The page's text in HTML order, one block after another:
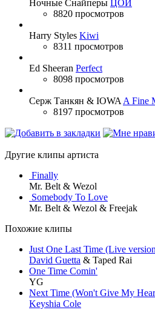
Ночные Снайперы ЦОЙ
8820 просмотров
Harry Styles Kiwi
8311 просмотров
Ed Sheeran Perfect
8098 просмотров
Серж Танкян & IOWA A Fine
8197 просмотров
Другие клипы артиста
Finally
Mr. Belt & Wezol
Somebody To Love
Mr. Belt & Wezol & Freejak
Похожие клипы
Just One Last Time (Live
David Guetta & Taped Rai
One Time Comin'
YG
Next Time (Won't Give My
Keyshia Cole